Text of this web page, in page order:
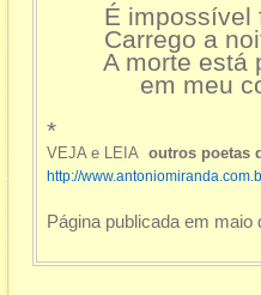
É impossível
Carrego a
A morte está
em meu
*
VEJA e LEIA outros poetas
http://
Página publicada em maio